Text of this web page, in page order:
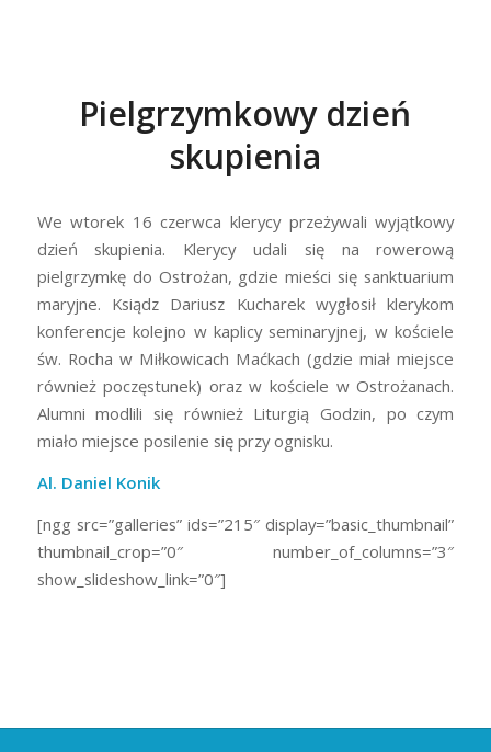
Pielgrzymkowy dzień
skupienia
We wtorek 16 czerwca klerycy przeżywali wyjątkowy
dzień skupienia. Klerycy udali się na rowerową
pielgrzymkę do Ostrożan, gdzie mieści się sanktuarium
maryjne. Ksiądz Dariusz Kucharek wygłosił klerykom
konferencje kolejno w kaplicy seminaryjnej, w kościele
św. Rocha w Miłkowicach Maćkach (gdzie miał miejsce
również poczęstunek) oraz w kościele w Ostrożanach.
Alumni modlili się również Liturgią Godzin, po czym
miało miejsce posilenie się przy ognisku.
Al. Daniel Konik
[ngg src=”galleries” ids=”215″ display=”basic_thumbnail”
thumbnail_crop=”0″ number_of_columns=”3″
show_slideshow_link=”0″]